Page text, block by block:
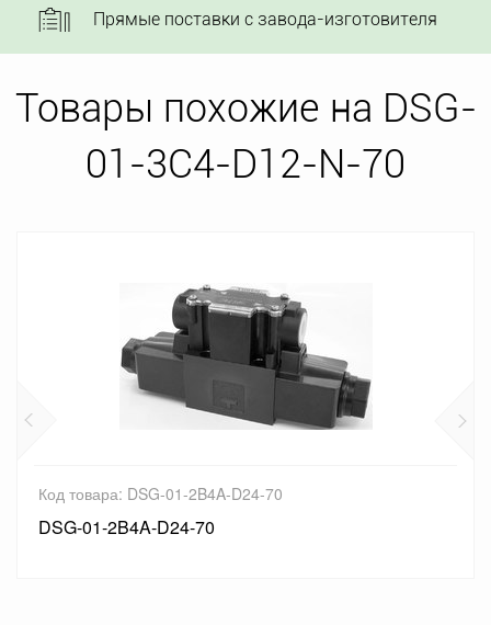
Прямые поставки с завода-изготовителя
Товары похожие на DSG-
01-3C4-D12-N-70
Код товара: DSG-01-2B4A-D24-70
DSG-01-2B4A-D24-70